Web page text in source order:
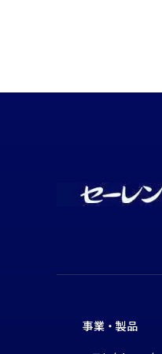
事業・製品